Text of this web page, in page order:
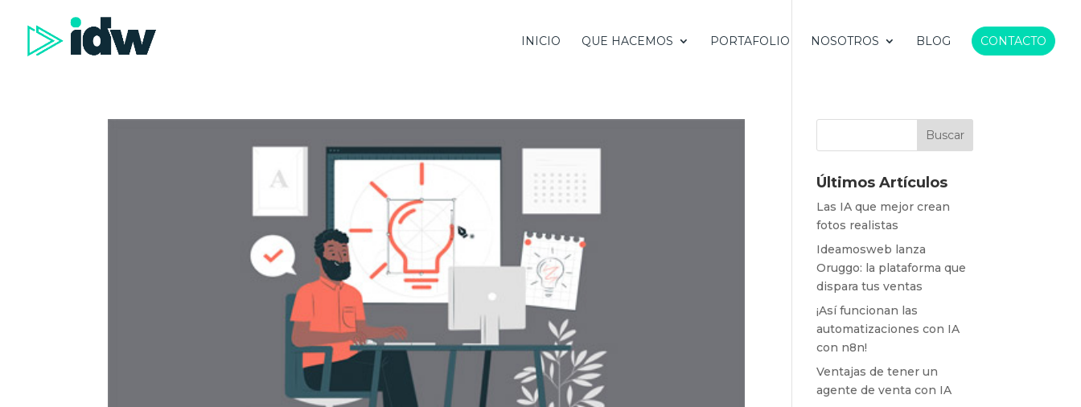
INICIO QUE HACEMOS PORTAFOLIO NOSOTROS BLOG CONTACTO
Últimos Artículos
Las IA que mejor crean
fotos realistas
Ideamosweb lanza
Oruggo: la plataforma que
dispara tus ventas
¡Así funcionan las
automatizaciones con IA
con n8n!
Ventajas de tener un
agente de venta con IA